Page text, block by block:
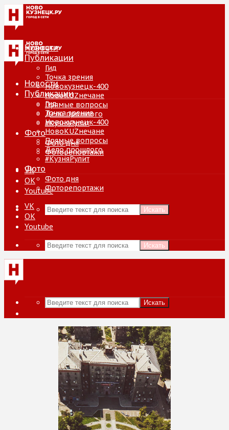
Новости
Публикации
Гид
Точка зрения
Новокузнецк-400
НовоKUZнечане
Прямые вопросы
Дело прошлого
#КузняРулит
Фото
Фото дня
Фоторепортажи
VK
ОК
Youtube
Искать
Новости
Публикации
Гид
Точка зрения
Новокузнецк-400
НовоKUZнечане
Прямые вопросы
Дело прошлого
#КузняРулит
Фото
Фото дня
Фоторепортажи
VK
ОК
Youtube
Искать
Искать